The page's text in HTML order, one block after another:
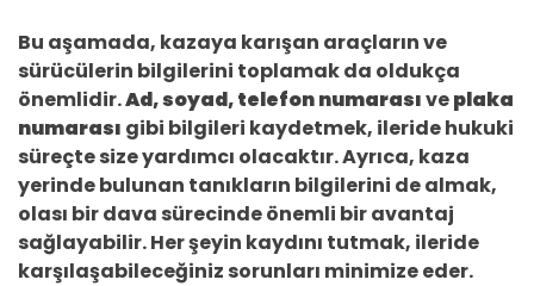
Bu aşamada, kazaya karışan araçların ve
sürücülerin bilgilerini toplamak da oldukça
önemlidir.Ad, soyad, telefon numarasıveplaka
numarası gibi bilgileri kaydetmek, ileride hukuki
süreçte size yardımcı olacaktır. Ayrıca, kaza
yerinde bulunan tanıkların bilgilerini de almak,
olası bir dava sürecinde önemli bir avantaj
sağlayabilir. Her şeyin kaydını tutmak, ileride
karşılaşabileceğiniz sorunları minimize eder.